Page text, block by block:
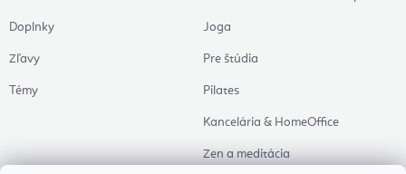
Doplnky
Zľavy
Témy
Joga
Pre štúdia
Pilates
Kancelária & HomeOffice
Zen a meditácia